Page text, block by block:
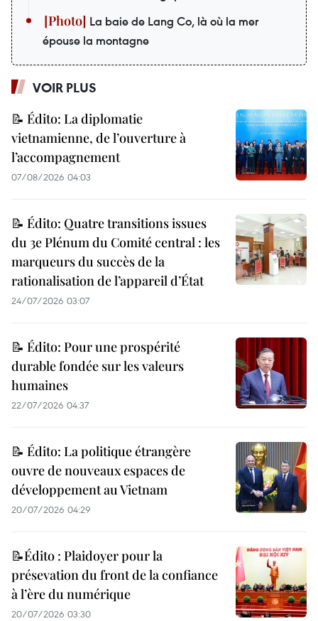
La baie de Lang Co, là où la mer
épouse la montagne
VOIR PLUS
📝 Édito: La diplomatie
vietnamienne, de l’ouverture à
l’accompagnement
07/08/2026 04:03
📝 Édito: Quatre transitions issues
du 3e Plénum du Comité central : les
marqueurs du succès de la
rationalisation de l’appareil d’État
24/07/2026 03:07
📝 Édito: Pour une prospérité
durable fondée sur les valeurs
humaines
22/07/2026 04:37
📝 Édito: La politique étrangère
ouvre de nouveaux espaces de
développement au Vietnam
20/07/2026 04:29
📝Édito : Plaidoyer pour la
présevation du front de la confiance
à l’ère du numérique
20/07/2026 03:30